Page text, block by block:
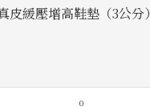
緩壓增高鞋墊（3公分）